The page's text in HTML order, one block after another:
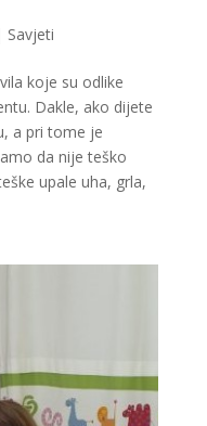
Savjeti
koje su odlike
Dakle, ako dijete
a pri tome je
da nije teško
upale uha, grla,